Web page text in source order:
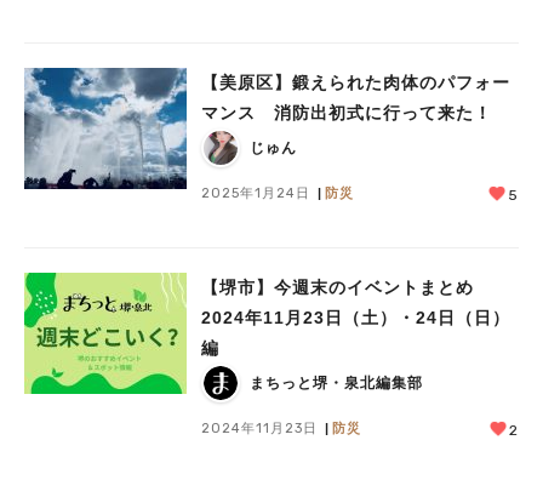
【美原区】鍛えられた肉体のパフォー
マンス 消防出初式に行って来た！
じゅん
2025年1月24日 防災 5
【堺市】今週末のイベントまとめ
2024年11月23日（土）・24日（日）
編
まちっと堺・泉北編集部
2024年11月23日 防災 2